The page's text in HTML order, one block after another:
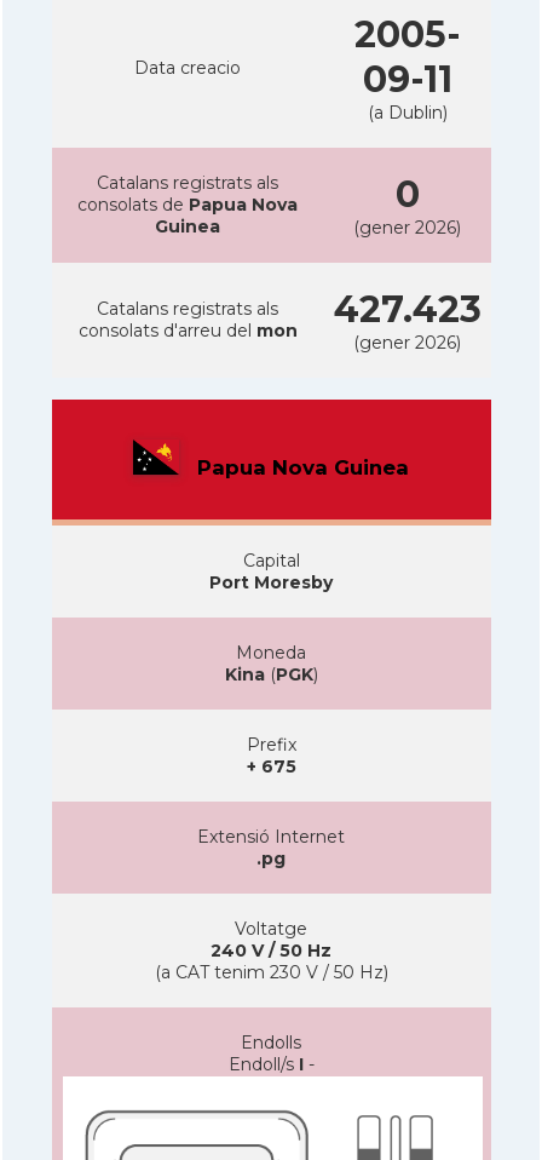
Data creacio
2005-
09-11
(a Dublin)
Catalans registrats als
consolats de Papua Nova
Guinea
0
(gener 2026)
Catalans registrats als
consolats d'arreu del mon 427.423
(gener 2026)
Papua Nova Guinea
Capital
Port Moresby
Moneda
Kina(PGK)
Prefix
+ 675
Extensió Internet
.pg
Voltatge
240 V / 50 Hz
(a CAT tenim 230 V / 50 Hz)
Endolls
Endoll/s I-